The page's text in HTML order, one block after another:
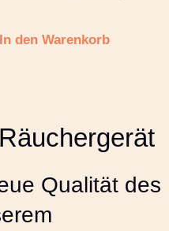
In den Warenkorb
Qualität des